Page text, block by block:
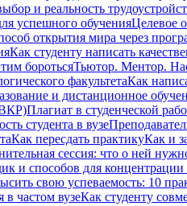
и реальность
успешного обученияЦелевое
открытия мира через
Как студенту написать
боротьсяТьютор. Ментор.
факультетаКак
и дистанционное
Плагиат в студенческой
студента в вузе
Как пересдать практикуКак и
сессия: что о ней
и способов для
свою успеваемость: 10
в частом вузеКак студенту